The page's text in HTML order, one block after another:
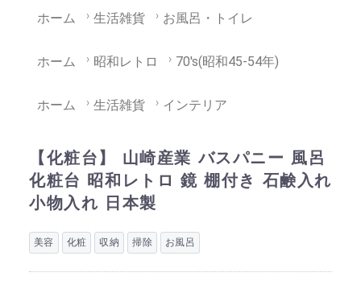
ホーム 生活雑貨 お風呂・トイレ
ホーム 昭和レトロ 70's(昭和45-54年)
ホーム 生活雑貨 インテリア
【化粧台】 山崎産業 バスパニー 風呂
化粧台 昭和レトロ 鏡 棚付き 石鹸入れ
小物入れ 日本製
美容 化粧 収納 掃除 お風呂